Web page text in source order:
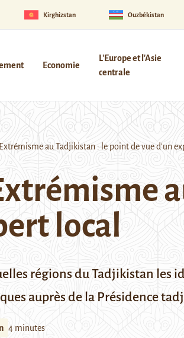
Kirghizstan Ouzbékistan
Economie
L'Europe et l'Asie
centrale
au Tadjikistan : le point de vue d’un
local
régions du Tadjikistan les
auprès de la Présidence
4 minutes